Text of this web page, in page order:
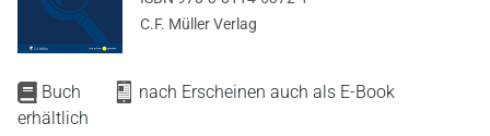
Buch
nach Erscheinen auch als E-Book
erhältlich
C.F. Müller Verlag